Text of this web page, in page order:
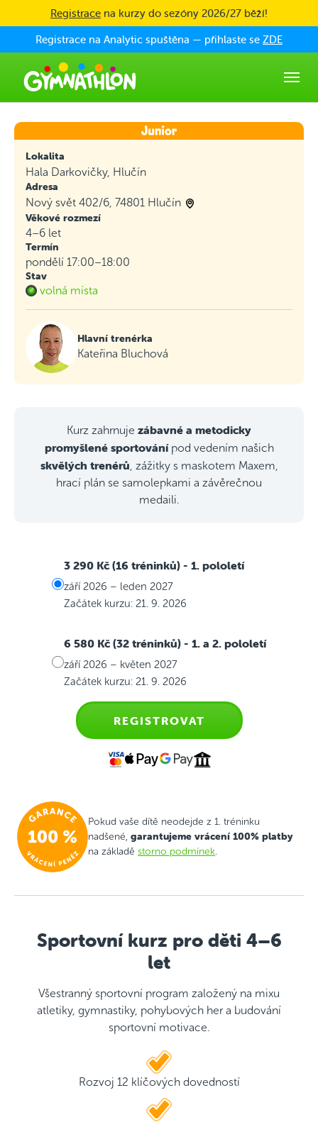
Skip to main content
Registrace na kurzy do sezóny 2026/27 běží!
Registrace na Analytic spuštěna — přihlaste se ZDE
Lokalita
Hala Darkovičky, Hlučín
Adresa
Nový svět 402/6, 74801 Hlučín
Věkové rozmezí
4–6 let
Termín
pondělí 17:00–18:00
Stav
volná místa
Hlavní trenérka
Kateřina Bluchová
Kurz zahrnuje zábavné a metodicky
promyšlené sportovánípod vedením našich
skvělých trenérů , zážitky s maskotem Maxem,
hrací plán se samolepkami a závěrečnou
medaili.
3 290 Kč (16 tréninků) - 1. pololetí
září 2026 – leden 2027
Začátek kurzu: 21. 9. 2026
6 580 Kč (32 tréninků) - 1. a 2. pololetí
září 2026 – květen 2027
Začátek kurzu: 21. 9. 2026
REGISTROVAT
Pokud vaše dítě neodejde z 1. tréninku
nadšené, garantujeme vrácení 100% platby
na základě storno podmínek.
Sportovní kurz pro děti 4–6
let
Všestranný sportovní program založený na mixu
atletiky, gymnastiky, pohybových her a budování
sportovní motivace.
Rozvoj 12 klíčových dovedností